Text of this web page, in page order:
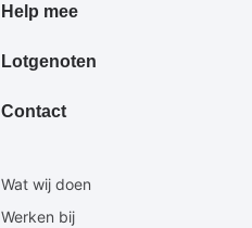
Help mee
Lotgenoten
Contact
Wat wij doen
Werken bij